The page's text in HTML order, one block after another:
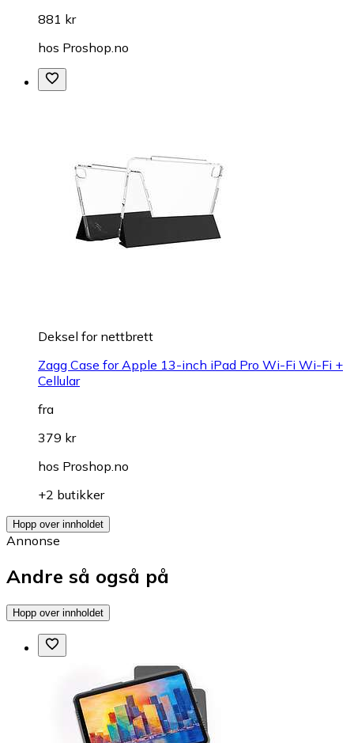
881 kr
hos Proshop.no
Deksel for nettbrett
Zagg Case for Apple 13-inch iPad Pro Wi-Fi Wi-Fi +
Cellular
fra
379 kr
hos Proshop.no
+2 butikker
Hopp over innholdet
Annonse
Andre så også på
Hopp over innholdet